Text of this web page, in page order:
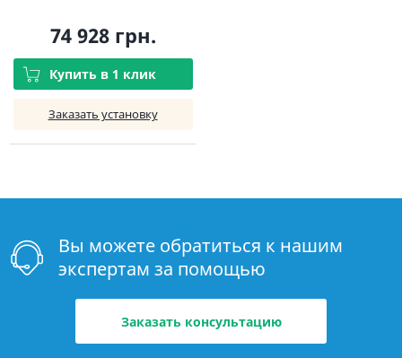
74 928 грн.
Купить в 1 клик
Заказать установку
Вы можете обратиться к нашим
экспертам за помощью
Заказать консультацию